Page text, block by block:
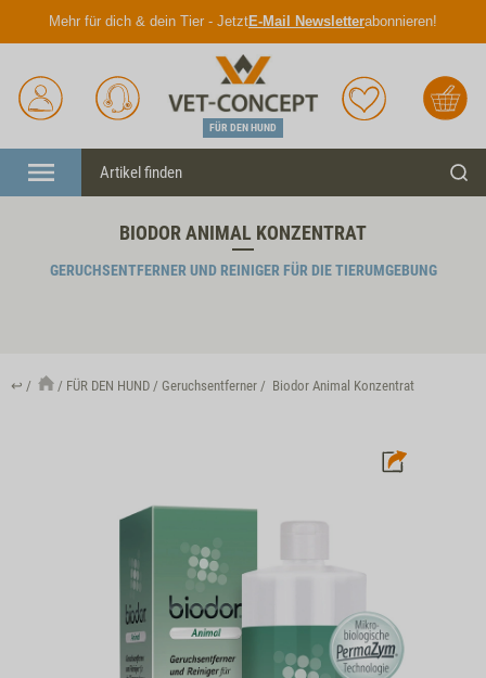
Mehr für dich & dein Tier - JetztE-Mail Newsletterabonnieren!
Anmelden
Unser
Service
FÜR DEN HUND
Merkliste Warenkorb
Menü
BIODOR ANIMAL KONZENTRAT
GERUCHSENTFERNER UND REINIGER FÜR DIE TIERUMGEBUNG
↩ FÜR DEN HUND Geruchsentferner Biodor Animal Konzentrat